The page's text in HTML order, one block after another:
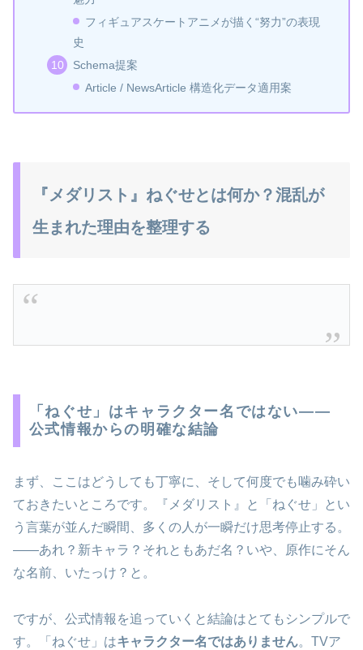
フィギュアスケートアニメが描く“努力”の表現
史
Schema提案
Article / NewsArticle 構造化データ適用案
『メダリスト』ねぐせとは何か？混乱が
生まれた理由を整理する
「ねぐせ」はキャラクター名ではない――
公式情報からの明確な結論
まず、ここはどうしても丁寧に、そして何度でも噛み砕い
ておきたいところです。『メダリスト』と「ねぐせ」とい
う言葉が並んだ瞬間、多くの人が一瞬だけ思考停止する。
――あれ？新キャラ？それともあだ名？いや、原作にそん
な名前、いたっけ？と。
ですが、公式情報を追っていくと結論はとてもシンプルで
す。「ねぐせ」はキャラクター名ではありません。TVア